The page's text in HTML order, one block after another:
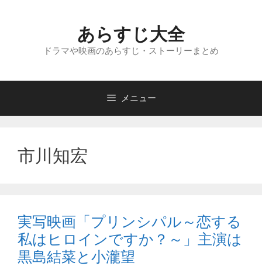
へ
あらすじ大全
ドラマや映画のあらすじ・ストーリーまとめ
メニュー
市川知宏
実写映画「プリンシパル～恋する
私はヒロインですか？～」主演は
黒島結菜と小瀧望